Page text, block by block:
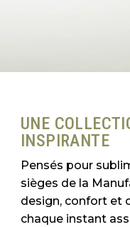
UNE
INSPIRANTE
Pensés pour
sièges de la
design, confort et
chaque instant